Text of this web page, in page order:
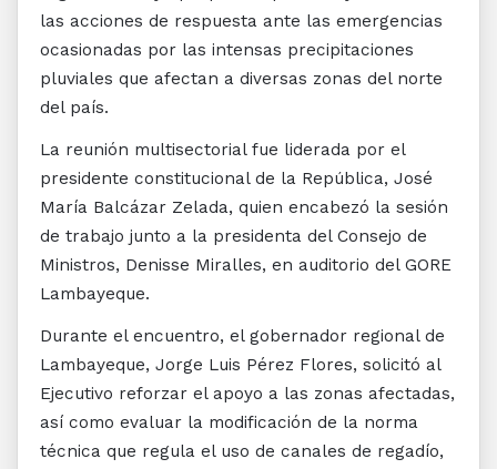
las acciones de respuesta ante las emergencias
ocasionadas por las intensas precipitaciones
pluviales que afectan a diversas zonas del norte
del país.
La reunión multisectorial fue liderada por el
presidente constitucional de la República, José
María Balcázar Zelada, quien encabezó la sesión
de trabajo junto a la presidenta del Consejo de
Ministros, Denisse Miralles, en auditorio del GORE
Lambayeque.
Durante el encuentro, el gobernador regional de
Lambayeque, Jorge Luis Pérez Flores, solicitó al
Ejecutivo reforzar el apoyo a las zonas afectadas,
así como evaluar la modificación de la norma
técnica que regula el uso de canales de regadío,